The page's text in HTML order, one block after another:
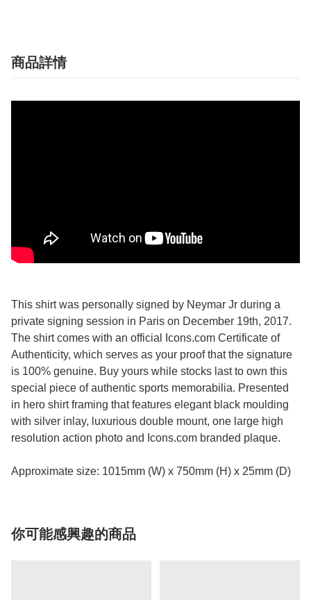
商品詳情
This shirt was personally signed by Neymar Jr during a
private signing session in Paris on December 19th, 2017.
The shirt comes with an official Icons.com Certificate of
Authenticity, which serves as your proof that the signature
is 100% genuine. Buy yours while stocks last to own this
special piece of authentic sports memorabilia. Presented
in hero shirt framing that features elegant black moulding
with silver inlay, luxurious double mount, one large high
resolution action photo and Icons.com branded plaque.
Approximate size: 1015mm (W) x 750mm (H) x 25mm (D)
你可能感興趣的商品